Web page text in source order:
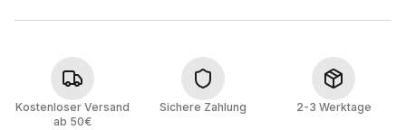
Kostenloser Versand
ab 50€
Sichere Zahlung 2-3 Werktage